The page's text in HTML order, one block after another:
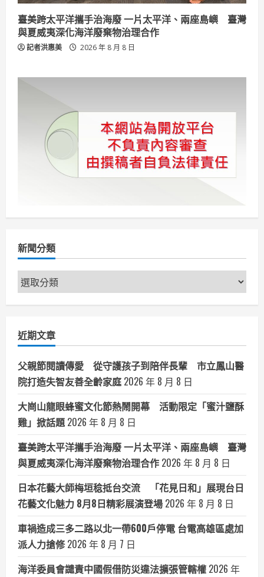
臺美跨太平洋攜手治海廢 一片太平洋、兩座島嶼 臺灣
與夏威夷深化海洋廢棄物治理合作
記者洪惠美 2026 年 8 月 8 日
新聞分類
新
聞
近期文章
父親節閱讀傳愛 從守護孩子到陪伴長輩 市立鳳山醫
院打造失智友善全齡家庭 2026 年 8 月 8 日
大崗山龍眼蜂蜜文化節熱鬧開幕 活動限定「蜜汁鹽酥
雞」掀話題 2026 年 8 月 8 日
臺美跨太平洋攜手治海廢 一片太平洋、兩座島嶼 臺灣
與夏威夷深化海洋廢棄物治理合作 2026 年 8 月 8 日
日本花藝大師梅垣稔抵台交流 「花見日和」展現台日
花藝文化魅力 8月8日精彩展演登場 2026 年 8 月 8 日
車禍造成三多二路以北一帶600戶停電 台電高雄區處加
派人力搶修 2026 年 8 月 7 日
海洋委員會譴責中國假借防災違法擴張管轄權 2026 年